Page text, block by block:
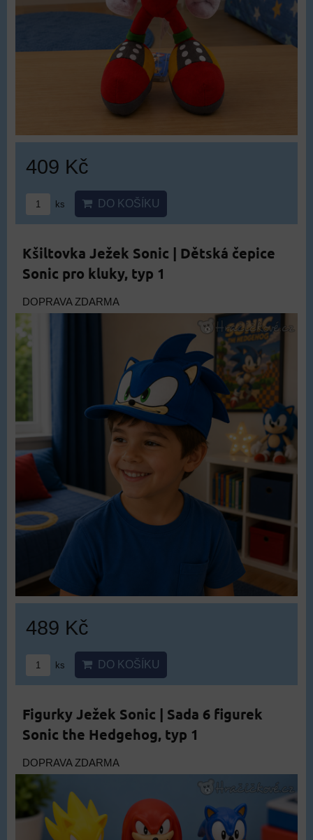
409 Kč
ks DO KOŠÍKU
Kšiltovka Ježek Sonic | Dětská čepice
Sonic pro kluky, typ 1
DOPRAVA ZDARMA
489 Kč
ks DO KOŠÍKU
Figurky Ježek Sonic | Sada 6 figurek
Sonic the Hedgehog, typ 1
DOPRAVA ZDARMA